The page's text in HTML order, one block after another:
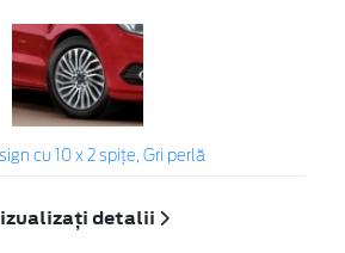
cu 10 x 2 spițe, Gri perlă
detalii